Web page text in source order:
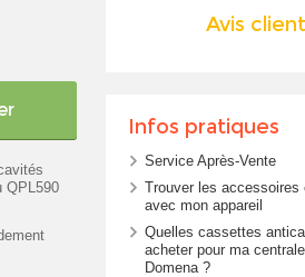
QPL590
Avis
Infos pratiques
Service Après-Vente
Trouver les accessoires
avec mon appareil
Quelles cassettes
acheter pour ma
Domena ?